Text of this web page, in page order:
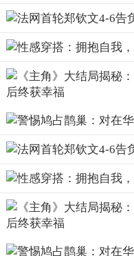
还有一些印度博主，在
的规则与底线，甚至公
佛我们的土地，他们生
或许有人会问，现在国
询了解，若包含港澳台
万多。除此之外，还有
别小看这9万多人，印
他们擅长通过与中国女
友接入国内，形成“连
式，比明火执仗的挑衅
范。